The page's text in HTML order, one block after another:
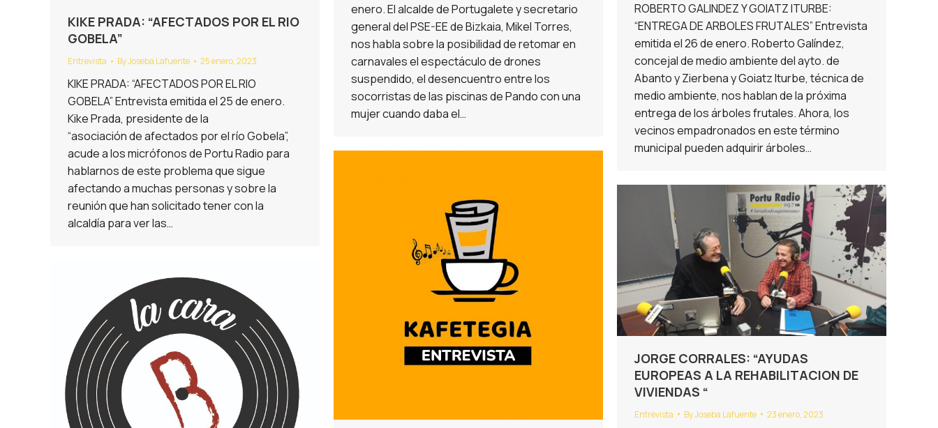
enero. El alcalde de Portugalete y secretario
general del PSE-EE de Bizkaia, Mikel Torres,
nos habla sobre la posibilidad de retomar en
carnavales el espectáculo de drones
suspendido, el desencuentro entre los
socorristas de las piscinas de Pando con una
mujer cuando daba el…
ROBERTO GALINDEZ Y GOIATZ ITURBE:
“ENTREGA DE ARBOLES FRUTALES” Entrevista
emitida el 26 de enero. Roberto Galíndez,
concejal de medio ambiente del ayto. de
Abanto y Zierbena y Goiatz Iturbe, técnica de
medio ambiente, nos hablan de la próxima
entrega de los árboles frutales. Ahora, los
vecinos empadronados en este término
municipal pueden adquirir árboles…
KIKE PRADA: “AFECTADOS POR EL RIO
GOBELA”
Entrevista ByJoseba Lafuente 25 enero, 2023
KIKE PRADA: “AFECTADOS POR EL RIO
GOBELA” Entrevista emitida el 25 de enero.
Kike Prada, presidente de la
“asociación de afectados por el río Gobela”,
acude a los micrófonos de Portu Radio para
hablarnos de este problema que sigue
afectando a muchas personas y sobre la
reunión que han solicitado tener con la
alcaldía para ver las…
JORGE CORRALES: “AYUDAS
EUROPEAS A LA REHABILITACION DE
VIVIENDAS “
Entrevista ByJoseba Lafuente 23 enero, 2023